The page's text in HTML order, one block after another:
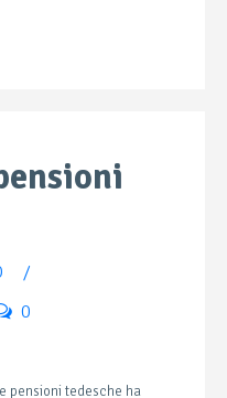
/
0
pensioni tedesche ha